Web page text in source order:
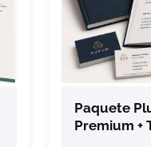
Paquete
Premium +